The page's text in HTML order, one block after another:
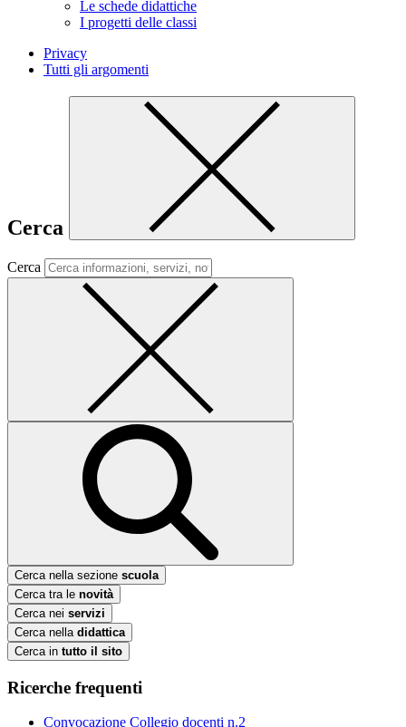
Le schede didattiche
I progetti delle classi
Privacy
Tutti gli argomenti
Cerca
Cerca
Cerca nella sezione scuola
Cerca tra le novità
Cerca nei servizi
Cerca nella didattica
Cerca in tutto il sito
Ricerche frequenti
Convocazione Collegio docenti n.2